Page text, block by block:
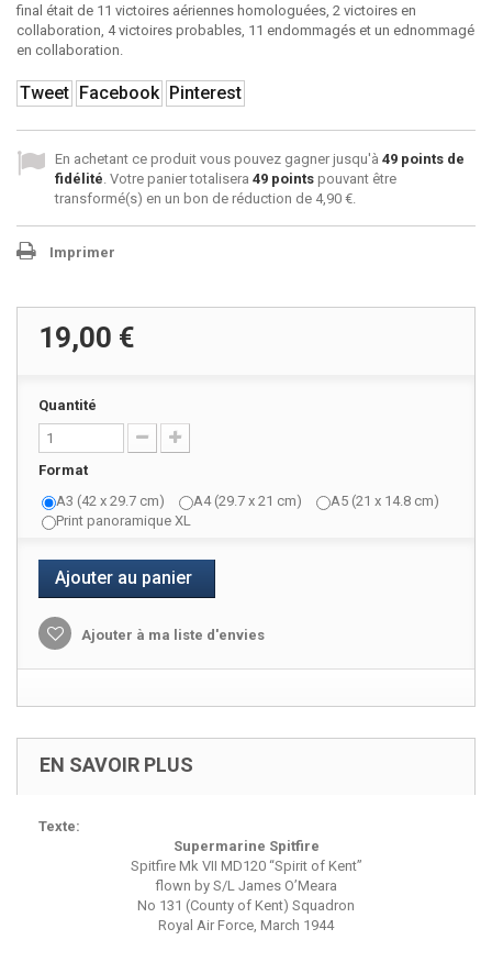
final était de 11 victoires aériennes homologuées, 2 victoires en
collaboration, 4 victoires probables, 11 endommagés et un ednommagé
en collaboration.
Tweet Facebook Pinterest
En achetant ce produit vous pouvez gagner jusqu'à 49 points de
fidélité. Votre panier totalisera 49 points pouvant être
transformé(s) en un bon de réduction de 4,90 €.
Imprimer
19,00 €
Quantité
Format
A3 (42 x 29.7 cm)
A4 (29.7 x 21 cm)
A5 (21 x 14.8 cm)
Print panoramique XL
Ajouter au panier
Ajouter à ma liste d'envies
EN SAVOIR PLUS
Texte:
Supermarine Spitfire
Spitfire Mk VII MD120 “Spirit of Kent”
flown by S/L James O’Meara
No 131 (County of Kent) Squadron
Royal Air Force, March 1944